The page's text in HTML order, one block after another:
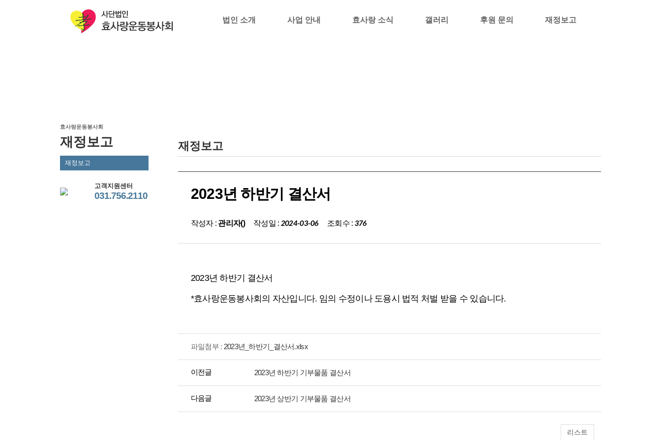
법인 소개 사업 안내 효사랑 소식 갤러리 후원 문의 재정보고
효사랑운동봉사회
재정보고
재정보고
고객지원센터
031.756.2110
재정보고
2023년 하반기 결산서
작성자 : 관리자() 작성일 : 2024-03-06 조회수 : 376
2023년 하반기 결산서
*효사랑운동봉사회의 자산입니다. 임의 수정이나 도용시 법적 처벌 받을 수 있습니다.
파일첨부 : 2023년_하반기_결산서.xlsx
이전글 2023년 하반기 기부물품 결산서
다음글 2023년 상반기 기부물품 결산서
리스트